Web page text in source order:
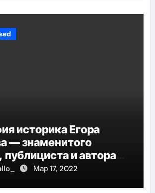
историка Егора
— знаменитого
публициста и автора
научных
Мар 17, 2022